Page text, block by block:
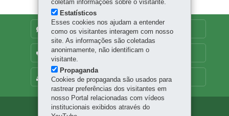
MAPA DO SITE
DENUNCIE CORRUPÇÃO
OUVIDORIA
coletam informações sobre o visitante.
Estatísticos
Esses cookies nos ajudam a entender
como os visitantes interagem com nosso
site. As informações são coletadas
anonimamente, não identificam o
visitante.
Propaganda
Cookies de propaganda são usados para
rastrear preferências dos visitantes em
nosso Portal relacionadas com vídeos
institucionais exibidos através do